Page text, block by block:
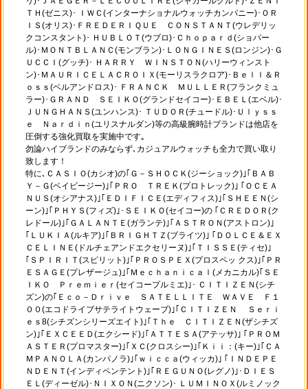
ＴＨ(ゼニス)･ ＩＷＣ(インターナショナルウォッチカンパニー)･ＯＲ
ＩＳ(オリス)･ＦＲＥＤＥＲＩＱＵＥ ＣＯＮＳＴＡＮＴ(ウレデリッ
クコンスタント)･ ＨＵＢＬＯＴ(ウブロ)･Ｃｈｏｐａｒｄ(ショパー
ル)･ＭＯＮＴＢＬＡＮＣ(モンブラン)･ＬＯＮＧＩＮＥＳ(ロンジン)･Ｇ
ＵＣＣＩ(グッチ)･ ＨＡＲＲＹ ＷＩＮＳＴＯＮ(ハリーウィンスト
ン)･ＭＡＵＲＩＣＥＬＡＣＲＯＩＸ(モーリスラクロア)･Ｂｅｌｌ＆Ｒ
ｏｓｓ(ベルアンドロス)･ ＦＲＡＮＣＫ ＭＵＬＬＥＲ(フランクミュ
ラー)･ＧＲＡＮＤ ＳＥＩＫＯ(グランドセイコー)･ＥＢＥＬ(エベル)･
ＪＵＮＧＨＡＮＳ(ユンハンス)･ ＴＵＤＯＲ(チュードル)･Ｕｌｙｓｓ
ｅ Ｎａｒｄｉｎ(ユリスナルダン)等の高級腕時計ブランドは他店を
圧倒する強化買取を実施中です｡
勿論ハイブランドのみならず､カジュアルウォッチも全力で買い取り
致します！
特に､ＣＡＳＩＯ(カシオ)の｢Ｇ－ＳＨＯＣＫ(ジーショック)｣｢ＢＡＢ
Ｙ－Ｇ(ベイビージー)｣｢ＰＲＯ ＴＲＥＫ(プロトレック)｣ ｢ＯＣＥＡ
ＮＵＳ(オシアナス)｣｢ＥＤＩＦＩＣＥ(エディフィス)｣｢ＳＨＥＥＮ(シ
ーン)｣｢ＰＨＹＳ(フィズ)｣･ＳＥＩＫＯ(セイコー)の ｢ＣＲＥＤＯＲ(ク
レドール)｣｢ＧＡＬＡＮＴＥ(ガランテ)｣｢ＡＳＴＲＯＮ(アストロン)｣
｢ＬＵＫＩＡ(ルキア)｣｢ＢＲＩＧＨＴＺ(ブライツ)｣ ｢ＤＯＬＣＥ＆ＥＸ
ＣＥＬＩＮＥ(ドルチェアンドエクセリーヌ)｣｢ＴＩＳＳＥ(ティセ)｣
｢ＳＰＩＲＩＴ(スピリット)｣｢ＰＲＯＳＰＥＸ(プロスペッ クス)｣｢ＰＲ
ＥＳＡＧＥ(プレザージュ)｣｢Ｍｅｃｈａｎｉｃａｌ(メカニカル)｢ＳＥ
ＩＫＯ Ｐｒｅｍｉｅｒ(セイコープルミエ)｣･ ＣＩＴＩＺＥＮ(シチ
ズン)の｢Ｅｃｏ－Ｄｒｉｖｅ ＳＡＴＥＬＬＩＴＥ ＷＡＶＥ Ｆ１
００(エコドライブサテライトウェーブ)｣｢ＣＩＴＩＺＥＮ Ｓｅｒｉ
ｅｓ8(シチズンシリーズエイト)｣｢Ｔｈｅ ＣＩＴＩＺＥＮ(ザシチズ
ン)｣｢ＥＸＣＥＥＤ(エクシード)｣｢ＡＴＴＥＳＡ(アテッサ)｣ ｢ＰＲＯＭ
ＡＳＴＥＲ(プロマスター)｣｢ＸＣ(クロスシー)｣｢Ｋｉｉ：(キー)｣｢ＣＡ
ＭＰＡＮＯＬＡ(カンパノラ)｣｢ｗｉｃｃａ(ウィッカ)｣ ｢ＩＮＤＥＰＥ
ＮＤＥＮＴ(インディペンテント)｣｢ＲＥＧＵＮＯ(レグノ)｣･ＤＩＥＳ
ＥＬ(ディーゼル)･ＮＩＸＯＮ(ニクソン)･ ＬＵＭＩＮＯＸ(ルミノック